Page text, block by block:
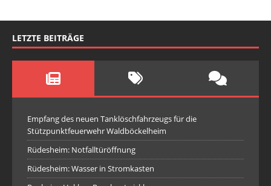
LETZTE BEITRÄGE
Empfang des neuen Tanklöschfahrzeugs für die
Stützpunktfeuerwehr Waldböckelheim
Rüdesheim: Notfalltüröffnung
Rüdesheim: Wasser in Stromkasten